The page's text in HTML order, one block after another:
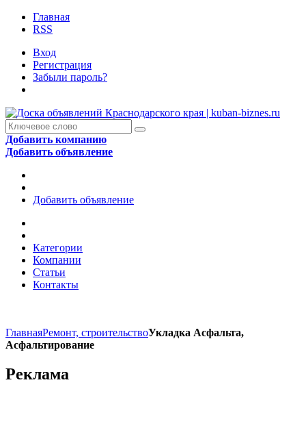
Главная
RSS
Вход
Регистрация
Забыли пароль?
Добавить компанию
Добавить объявление
Добавить объявление
Категории
Компании
Статьи
Контакты
ГлавнаяРемонт, строительствоУкладка Асфальта,
Асфальтирование
Реклама